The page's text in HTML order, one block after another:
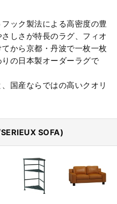
ック製法による高密度の豊
しさが特長のラグ、フィオ
から京都・丹波で一枚一枚
の日本製オーダーラグで
国産ならではの高いクオリ
SOFA)